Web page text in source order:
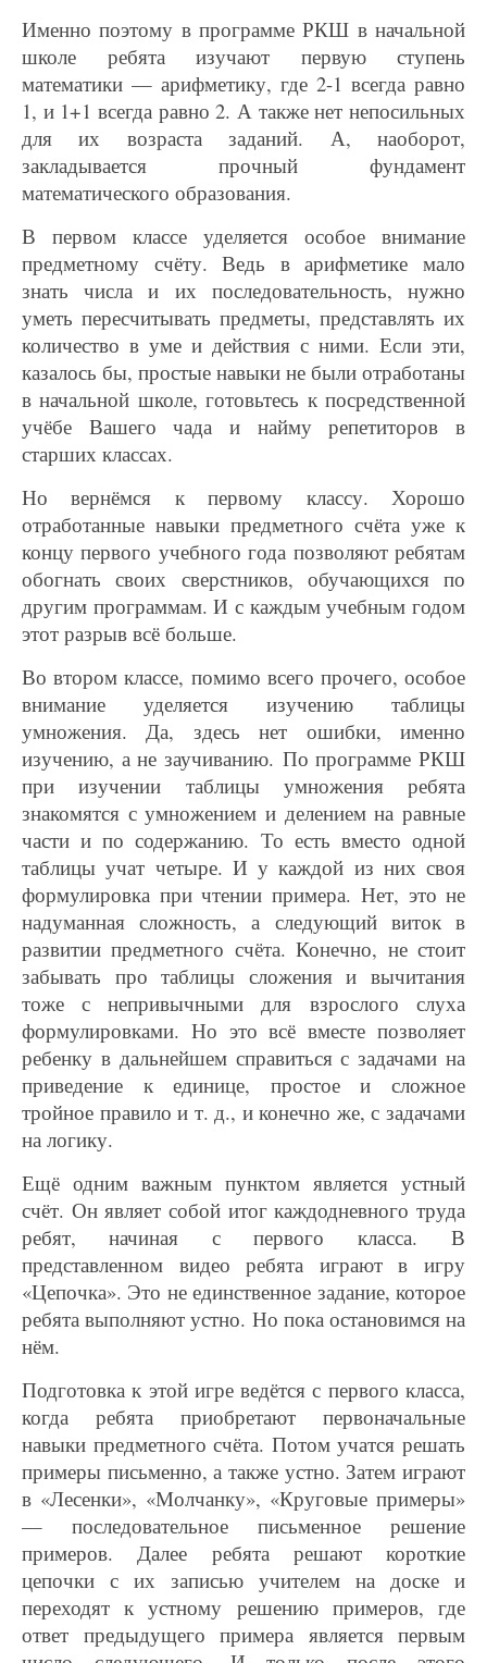
Именно поэтому в программе РКШ в начальной
школе ребята изучают первую ступень
математики — арифметику, где 2-1 всегда равно
1, и 1+1 всегда равно 2. А также нет непосильных
для их возраста заданий. А, наоборот,
закладывается прочный фундамент
математического образования.
В первом классе уделяется особое внимание
предметному счёту. Ведь в арифметике мало
знать числа и их последовательность, нужно
уметь пересчитывать предметы, представлять их
количество в уме и действия с ними. Если эти,
казалось бы, простые навыки не были отработаны
в начальной школе, готовьтесь к посредственной
учёбе Вашего чада и найму репетиторов в
старших классах.
Но вернёмся к первому классу. Хорошо
отработанные навыки предметного счёта уже к
концу первого учебного года позволяют ребятам
обогнать своих сверстников, обучающихся по
другим программам. И с каждым учебным годом
этот разрыв всё больше.
Во втором классе, помимо всего прочего, особое
внимание уделяется изучению таблицы
умножения. Да, здесь нет ошибки, именно
изучению, а не заучиванию. По программе РКШ
при изучении таблицы умножения ребята
знакомятся с умножением и делением на равные
части и по содержанию. То есть вместо одной
таблицы учат четыре. И у каждой из них своя
формулировка при чтении примера. Нет, это не
надуманная сложность, а следующий виток в
развитии предметного счёта. Конечно, не стоит
забывать про таблицы сложения и вычитания
тоже с непривычными для взрослого слуха
формулировками. Но это всё вместе позволяет
ребенку в дальнейшем справиться с задачами на
приведение к единице, простое и сложное
тройное правило и т. д., и конечно же, с задачами
на логику.
Ещё одним важным пунктом является устный
счёт. Он являет собой итог каждодневного труда
ребят, начиная с первого класса. В
представленном видео ребята играют в игру
«Цепочка». Это не единственное задание, которое
ребята выполняют устно. Но пока остановимся на
нём.
Подготовка к этой игре ведётся с первого класса,
когда ребята приобретают первоначальные
навыки предметного счёта. Потом учатся решать
примеры письменно, а также устно. Затем играют
в «Лесенки», «Молчанку», «Круговые примеры»
— последовательное письменное решение
примеров. Далее ребята решают короткие
цепочки с их записью учителем на доске и
переходят к устному решению примеров, где
ответ предыдущего примера является первым